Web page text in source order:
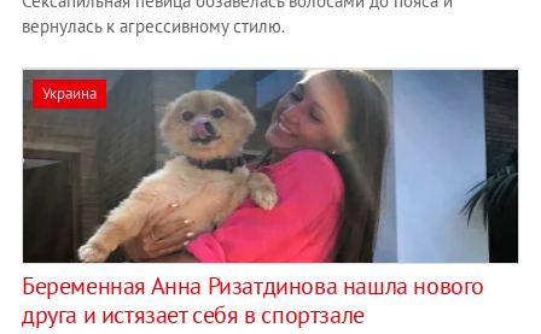
вернулась к агрессивному стилю.
Украина
Беременная Анна Ризатдинова нашла нового
друга и истязает себя в спортзале